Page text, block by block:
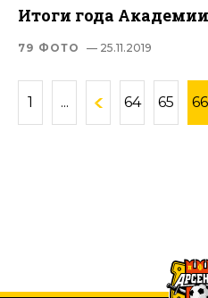
Итоги года
79 ФОТО — 25.11.2019
1 ... 64 65 66